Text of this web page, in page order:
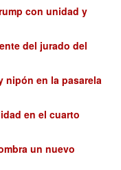
con unidad y
del jurado del
nipón en la pasarela
en el cuarto
un nuevo